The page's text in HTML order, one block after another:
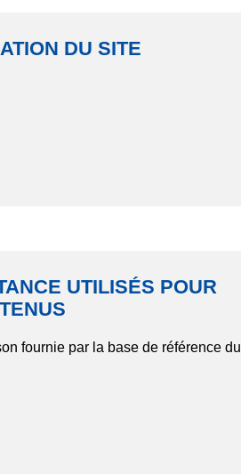
DU SITE
UTILISÉS POUR
fournie par la base de référence du